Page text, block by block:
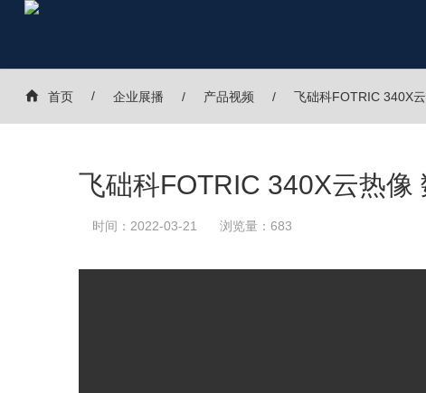
首页 企业展播 产品视频 飞础科FOTRIC 340X
飞础科FOTRIC 340X云热像
时间：2022-03-21 浏览量：683